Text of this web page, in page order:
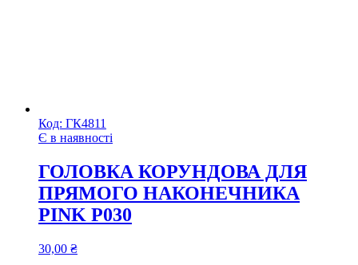
Код: ГК4811
Є в наявності
ГОЛОВКА КОРУНДОВА ДЛЯ
ПРЯМОГО НАКОНЕЧНИКА
PINK P030
30,00 ₴